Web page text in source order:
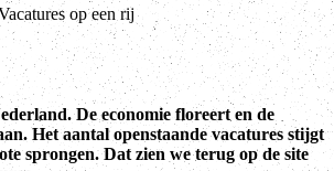
op een rij
De economie floreert en de
Het aantal openstaande vacatures stijgt
sprongen. Dat zien we terug op de site